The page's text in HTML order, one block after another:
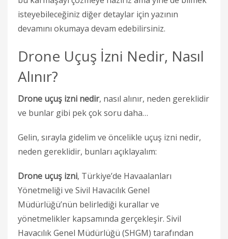
isteyebileceğiniz diğer detaylar için yazının
devamını okumaya devam edebilirsiniz.
Drone Uçuş İzni Nedir, Nasıl
Alınır?
Drone uçuş izni nedir, nasıl alınır, neden gereklidir
ve bunlar gibi pek çok soru daha…
Gelin, sırayla gidelim ve öncelikle uçuş izni nedir,
neden gereklidir, bunları açıklayalım:
Drone uçuş izni, Türkiye’de Havaalanları
Yönetmeliği ve Sivil Havacılık Genel
Müdürlüğü’nün belirlediği kurallar ve
yönetmelikler kapsamında gerçekleşir. Sivil
Havacılık Genel Müdürlüğü (SHGM) tarafından